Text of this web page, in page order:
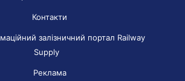
Контакти
залізничний портал Railway
Supply
Реклама